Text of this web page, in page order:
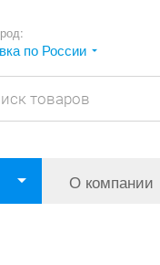
по России
О компании